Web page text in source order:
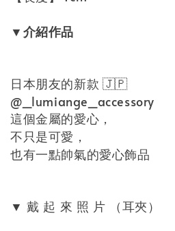
▼ 介紹作品
日本朋友的新款 🇯🇵
@_lumiange_accessory
這個金屬的愛心，
不只是可愛，
也有一點帥氣的愛心飾品
▼戴 起 來 照 片 （耳夾）